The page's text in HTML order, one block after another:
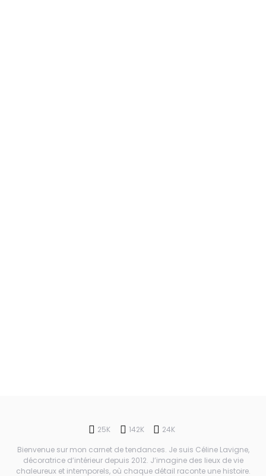
25K 142K
24K
Bienvenue sur mon carnet de tendances. Je suis Céline Lavigne,
décoratrice d’intérieur depuis 2012. J’imagine des lieux de vie
chaleureux et intemporels, où chaque détail raconte une histoire.